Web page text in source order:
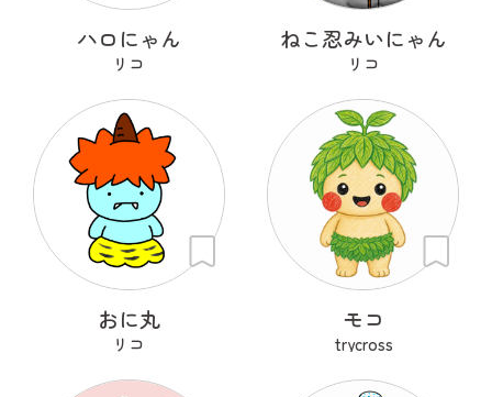
ハロにゃん
リコ
ねこ忍みいにゃん
リコ
おに丸
リコ
モコ
trycross